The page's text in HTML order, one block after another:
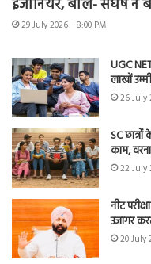
इंजीनियर, बोले- संघर्ष
29 July 2026 - 8:00 PM
UGC
लाखों
26 July
SC
काम,
22 July
नीट
उजागर
20 July